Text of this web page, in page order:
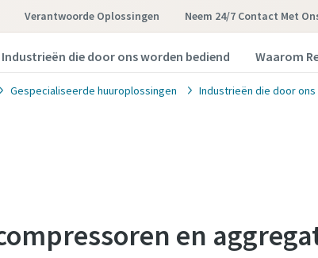
Verantwoorde Oplossingen Neem 24/7 Contact Met
Industrieën die door ons worden bediend Waarom
Gespecialiseerde huuroplossingen Industrieën die door
en